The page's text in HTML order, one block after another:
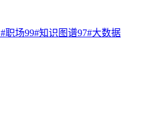
#职场99#知识图谱97#大数据